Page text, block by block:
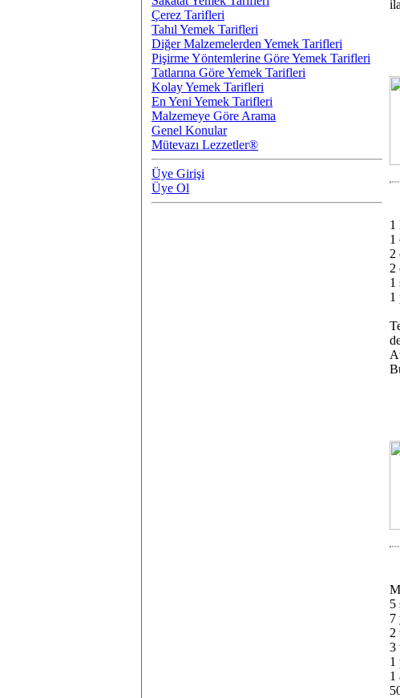
Çerez Tarifleri
Tahıl Yemek Tarifleri
Diğer Malzemelerden Yemek Tarifleri
Pişirme Yöntemlerine Göre Yemek Tarifleri
Tatlarına Göre Yemek Tarifleri
Kolay Yemek Tarifleri
En Yeni Yemek Tarifleri
Malzemeye Göre Arama
Genel Konular
Mütevazı Lezzetler®
Üye Girişi
Üye Ol
1
1
2
2
1
1
5
7
2
3
1
1